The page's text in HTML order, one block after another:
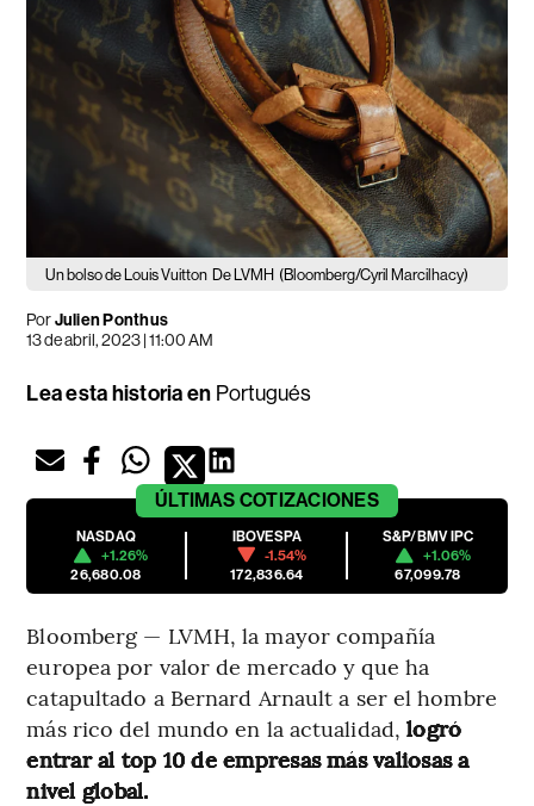
Un bolso de Louis Vuitton De LVMH (Bloomberg/Cyril Marcilhacy)
PorJulien Ponthus
13 de abril, 2023 | 11:00 AM
Lea esta historia en Portugués
ÚLTIMAS COTIZACIONES
NASDAQ
+1.26%
26,680.08
IBOVESPA
-1.54%
172,836.64
S&P/BMV IPC
+1.06%
67,099.78
Bloomberg — LVMH, la mayor compañía
europea por valor de mercado y que ha
catapultado a Bernard Arnault a ser el hombre
más rico del mundo en la actualidad,logró
entrar al top 10 de empresas más valiosas a
nivel global.